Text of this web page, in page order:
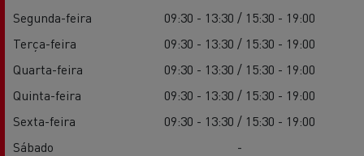
Segunda-feira
09:30 - 13:30 / 15:30 - 19:00
Terça-feira
09:30 - 13:30 / 15:30 - 19:00
Quarta-feira
09:30 - 13:30 / 15:30 - 19:00
Quinta-feira
09:30 - 13:30 / 15:30 - 19:00
Sexta-feira
09:30 - 13:30 / 15:30 - 19:00
Sábado
-